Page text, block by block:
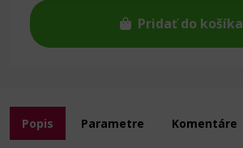
Pridať do košíka
Popis Parametre Komentáre